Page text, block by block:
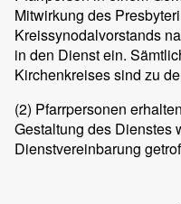
Mitwirkung des
Kreissynodalvorstands
in den Dienst ein.
Kirchenkreises sind zu
(2) Pfarrpersonen
Gestaltung des Dienstes
Dienstvereinbarung